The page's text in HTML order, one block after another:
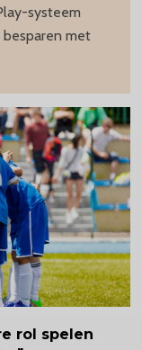
systeem
met
rol spelen